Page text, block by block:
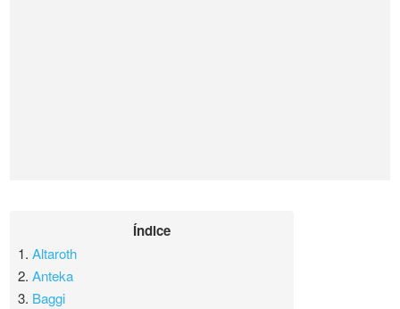
Índice
1.Altaroth
2.Anteka
3. Baggi